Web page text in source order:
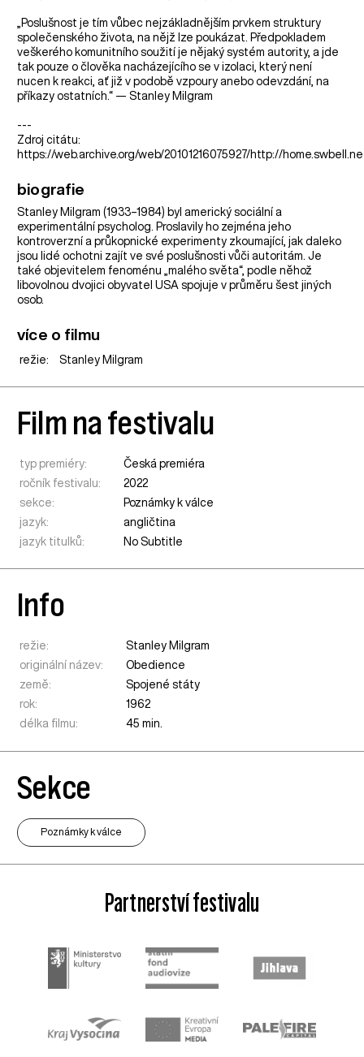
„Poslušnost je tím vůbec nejzákladnějším prvkem struktury
společenského života, na nějž lze poukázat. Předpokladem
veškerého komunitního soužití je nějaký systém autority, a jde
tak pouze o člověka nacházejícího se v izolaci, který není
nucen k reakci, ať již v podobě vzpoury anebo odevzdání, na
příkazy ostatních.“ — Stanley Milgram
---
Zdroj citátu:
https://web.archive.org/web/20101216075927/http://
biografie
Stanley Milgram (1933–1984) byl americký sociální a
experimentální psycholog. Proslavily ho zejména jeho
kontroverzní a průkopnické experimenty zkoumající, jak daleko
jsou lidé ochotni zajít ve své poslušnosti vůči autoritám. Je
také objevitelem fenoménu „malého světa“, podle něhož
libovolnou dvojici obyvatel USA spojuje v průměru šest jiných
osob.
více o filmu
režie: Stanley Milgram
Film na festivalu
typ premiéry:
Česká premiéra
ročník festivalu:
2022
sekce:
Poznámky k válce
jazyk:
angličtina
jazyk titulků:
No Subtitle
Info
režie:
Stanley Milgram
originální název:
Obedience
země:
Spojené státy
rok:
1962
délka filmu:
45 min.
Sekce
Poznámky k válce
Partnerství festivalu